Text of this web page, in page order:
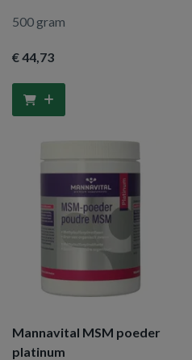
500 gram
€ 44,73
Mannavital MSM poeder
platinum